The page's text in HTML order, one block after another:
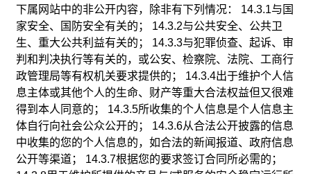
下属网站中的非公开内容，除非有下列情况： 14.3.1与国
家安全、国防安全有关的； 14.3.2与公共安全、公共卫
生、重大公共利益有关的； 14.3.3与犯罪侦查、起诉、审
判和判决执行等有关的，或公安、检察院、法院、工商行
政管理局等有权机关要求提供的； 14.3.4出于维护个人信
息主体或其他个人的生命、财产等重大合法权益但又很难
得到本人同意的； 14.3.5所收集的个人信息是个人信息主
体自行向社会公众公开的； 14.3.6从合法公开披露的信息
中收集的您的个人信息的，如合法的新闻报道、政府信息
公开等渠道； 14.3.7根据您的要求签订合同所必需的；